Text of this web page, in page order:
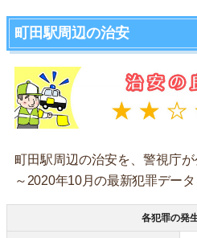
町田駅周辺の治安
町田駅周辺の治安を、警視庁
～2020年10月の最新犯罪デー
各犯罪の発